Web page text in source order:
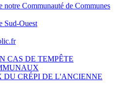
notre Communauté de Communes
Sud-Ouest
CAS DE TEMPÊTE
DU CRÉPI DE L'ANCIENNE